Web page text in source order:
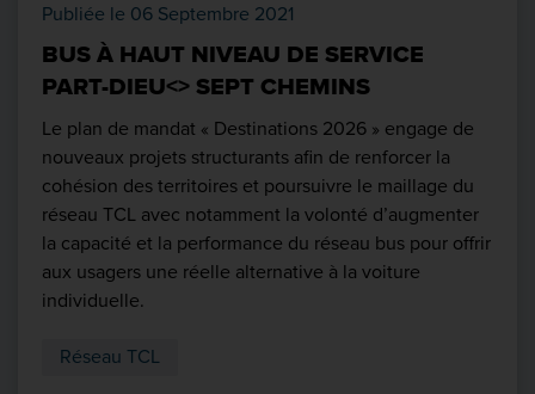
Publiée le 06 Septembre 2021
BUS À HAUT NIVEAU DE SERVICE
PART-DIEU<> SEPT CHEMINS
Le plan de mandat « Destinations 2026 » engage de
nouveaux projets structurants afin de renforcer la
cohésion des territoires et poursuivre le maillage du
réseau TCL avec notamment la volonté d’augmenter
la capacité et la performance du réseau bus pour offrir
aux usagers une réelle alternative à la voiture
individuelle.
Réseau TCL